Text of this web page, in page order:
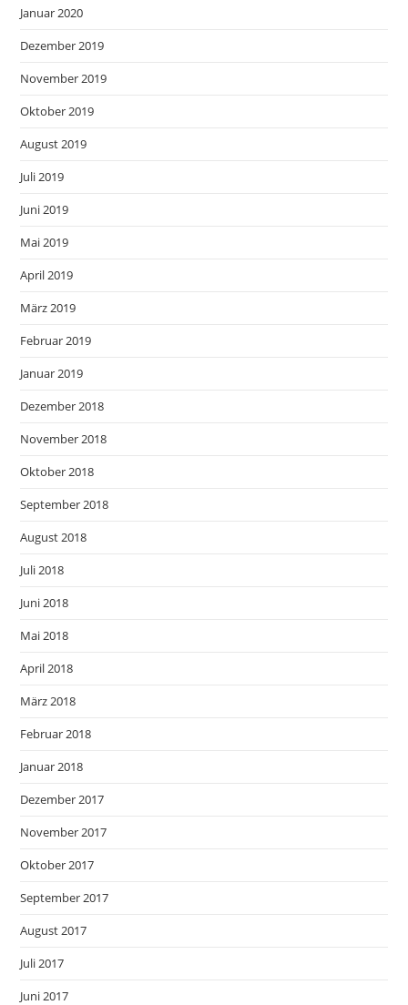
Januar 2020
Dezember 2019
November 2019
Oktober 2019
August 2019
Juli 2019
Juni 2019
Mai 2019
April 2019
März 2019
Februar 2019
Januar 2019
Dezember 2018
November 2018
Oktober 2018
September 2018
August 2018
Juli 2018
Juni 2018
Mai 2018
April 2018
März 2018
Februar 2018
Januar 2018
Dezember 2017
November 2017
Oktober 2017
September 2017
August 2017
Juli 2017
Juni 2017